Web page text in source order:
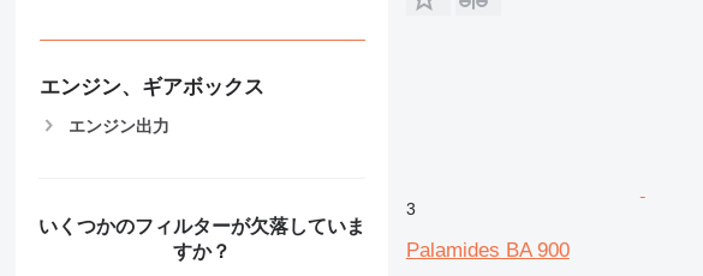
エンジン、ギアボックス
エンジン出力
いくつかのフィルターが欠落していま
すか？
3
Palamides BA 900